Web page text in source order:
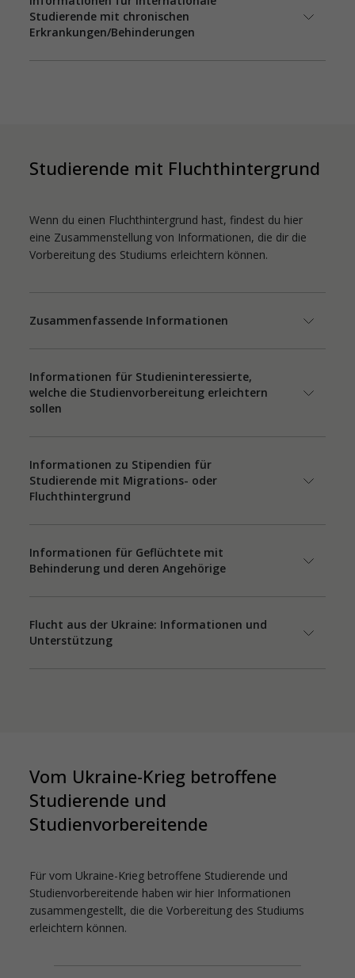
Studierende mit chronischen
Erkrankungen/Behinderungen
Studierende mit Fluchthintergrund
Wenn du einen Fluchthintergrund hast, findest du hier
eine Zusammenstellung von Informationen, die dir die
Vorbereitung des Studiums erleichtern können.
Zusammenfassende Informationen
Informationen für Studieninteressierte,
welche die Studienvorbereitung erleichtern
sollen
Informationen zu Stipendien für
Studierende mit Migrations- oder
Fluchthintergrund
Informationen für Geflüchtete mit
Behinderung und deren Angehörige
Flucht aus der Ukraine: Informationen und
Unterstützung
Vom Ukraine-Krieg betroffene
Studierende und
Studienvorbereitende
Für vom Ukraine-Krieg betroffene Studierende und
Studienvorbereitende haben wir hier Informationen
zusammengestellt, die die Vorbereitung des Studiums
erleichtern können.